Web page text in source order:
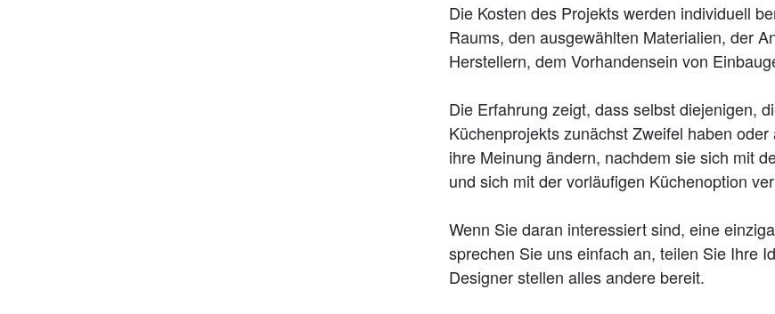
Die Kosten des Projekts werden individuell
Raums, den ausgewählten Materialien, der
Herstellern, dem Vorhandensein von
Die Erfahrung zeigt, dass selbst diejenigen,
Küchenprojekts zunächst Zweifel haben
ihre Meinung ändern, nachdem sie sich mit
und sich mit der vorläufigen Küchenoption
Wenn Sie daran interessiert sind, eine
sprechen Sie uns einfach an, teilen Sie Ihre
Designer stellen alles andere bereit.